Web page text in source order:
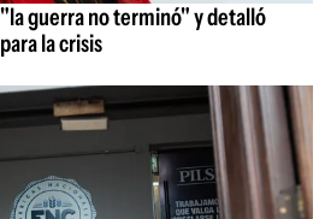
guerra no terminó" y detalló
la crisis